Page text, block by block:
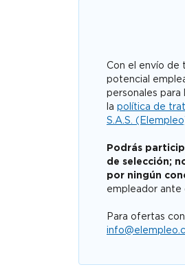
Con el envío de
potencial
personales
la política de
S.A.S.
Podrás
de selección;
por ningún
empleador ante
Para ofertas